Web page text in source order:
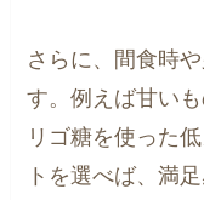
さらに、間食時
す。例えば甘い
リゴ糖を使った
トを選べば、満